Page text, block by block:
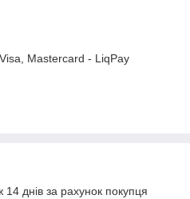
Mastercard - LiqPay
днів за рахунок покупця